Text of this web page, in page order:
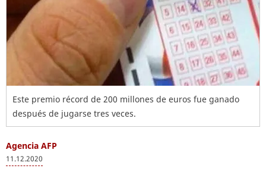
Este premio récord de 200 millones de euros fue ganado
después de jugarse tres veces.
Agencia AFP
11.12.2020